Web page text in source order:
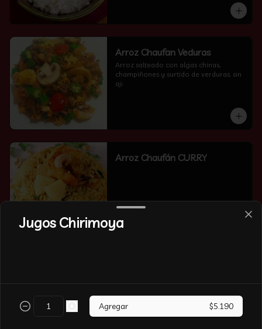
Arroz Chaufan Veduras
Arroz salteado con algas chinas,
champiñones y surtido de verduras. sin
aji
Arroz Chaufán CURRY
Jugos Chirimoya
Agregar $5.190